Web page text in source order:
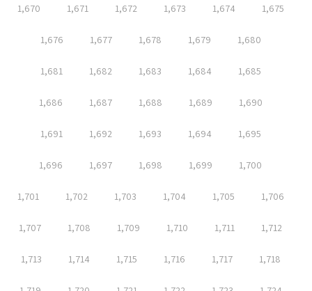
1,670 1,671 1,672 1,673 1,674 1,675
1,676 1,677 1,678 1,679 1,680
1,681 1,682 1,683 1,684 1,685
1,686 1,687 1,688 1,689 1,690
1,691 1,692 1,693 1,694 1,695
1,696 1,697 1,698 1,699 1,700
1,701 1,702 1,703 1,704 1,705 1,706
1,707 1,708 1,709 1,710 1,711 1,712
1,713 1,714 1,715 1,716 1,717 1,718